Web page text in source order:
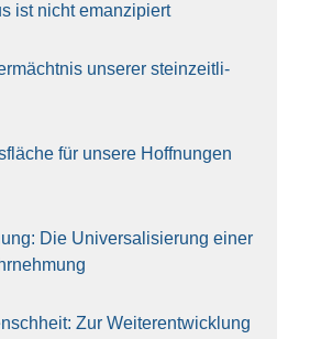
ist nicht eman­zi­piert
unse­rer stein­zeit­li­
für unse­re Hoff­nun­gen
Die Uni­ver­sa­li­sie­rung einer
Zur Wei­ter­ent­wick­lung